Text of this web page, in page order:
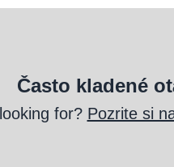
Často kladené
for? Pozrite si